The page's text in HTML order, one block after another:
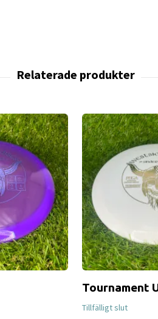
Tournament
Tillfälligt slut